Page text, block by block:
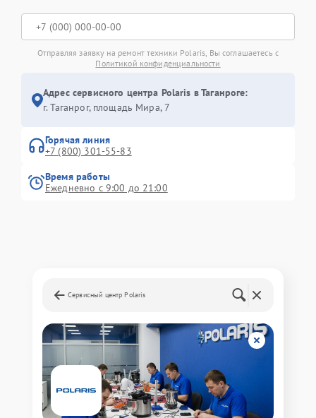
Отправляя заявку на ремонт техники Polaris, Вы соглашаетесь с
Политикой конфиденциальности
Адрес сервисного центра Polaris в Таганроге:
г. Таганрог, площадь Мира, 7
Горячая линия
+7 (800) 301-55-83
Время работы
Ежедневно с 9:00 до 21:00
Сервисный центр Polaris